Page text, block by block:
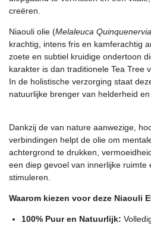
creëren.
Niaouli olie (Melaleuca Quinquenervia
krachtig, intens fris en kamferachtig
zoete en subtiel kruidige ondertoon
karakter is dan traditionele Tea Tree
In de holistische verzorging staat
natuurlijke brenger van helderheid en
Dankzij de van nature aanwezige,
verbindingen helpt de olie om
achtergrond te drukken,
een diep gevoel van innerlijke ruimte
stimuleren.
Waarom kiezen voor deze Niaouli
100% Puur en Natuurlijk: